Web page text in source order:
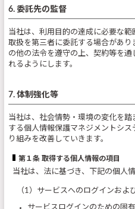
6. 委託先の監督
当社は、利用目的の達成に必要な
取扱を第三者に委託する場合があ
の他の法令を遵守の上、契約等を
れるようにします。
7. 体制強化等
当社は、社会情勢・環境の変化を
する個人情報保護マネジメントシ
り組みを改善していきます。
第１条 取得する個人情報の項目
当社は、法に基づき、下記の個人
（1）サービスへのログインおよ
サービスログインのための固